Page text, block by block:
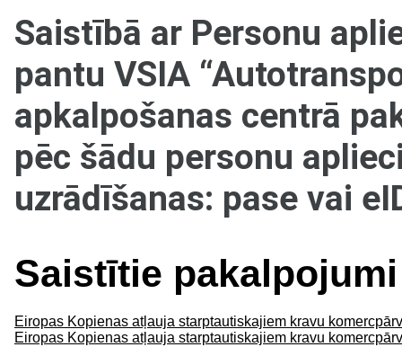
Saistībā ar Personu
pantu VSIA
apkalpošanas centrā
pēc šādu personu
uzrādīšanas: pase vai
Saistītie pakalpojumi
Eiropas Kopienas atļauja starptautiskajiem kravu
Eiropas Kopienas atļauja starptautiskajiem kravu